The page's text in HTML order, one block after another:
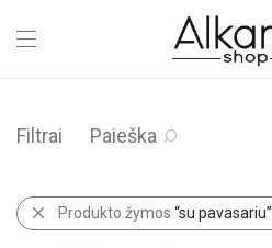
Filtrai Paieška
Produkto žymos “su pavasariu”